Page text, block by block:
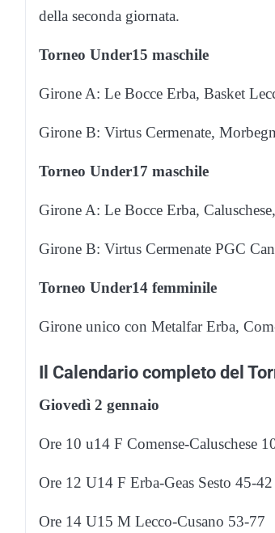
della seconda giornata.
Torneo Under15 maschile
Girone A: Le Bocce Erba, Basket
Girone B: Virtus Cermenate,
Torneo Under17 maschile
Girone A: Le Bocce Erba,
Girone B: Virtus Cermenate PGC
Torneo Under14 femminile
Girone unico con Metalfar Erba,
Il Calendario completo del
Giovedì 2 gennaio
Ore 10 u14 F Comense-Caluschese
Ore 12 U14 F Erba-Geas Sesto 45-42
Ore 14 U15 M Lecco-Cusano 53-77